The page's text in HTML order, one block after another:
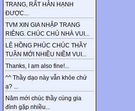
TRANG, RẤT HÂN HẠNH
ĐƯỢC...
TVM XIN GIA NHẬP TRANG
RIÊNG. CHÚC CHỦ NHÀ VUI...
LÊ HỒNG PHÚC CHÚC THẦY
TUẦN MỚI NHIỀU NIỀM VUI...
Thanks, I am also fine!...
^^ Thầy dạo này vẫn khỏe chứ
ạ? ...
Năm mới chúc thầy cùng gia
đình gặp nhiều...